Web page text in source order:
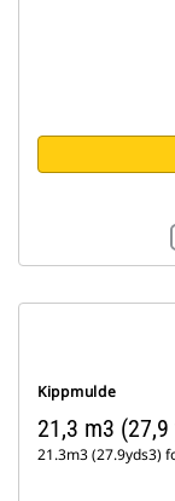
Kippmulde
21,3 m3
21.3m3 (27.9yds3)